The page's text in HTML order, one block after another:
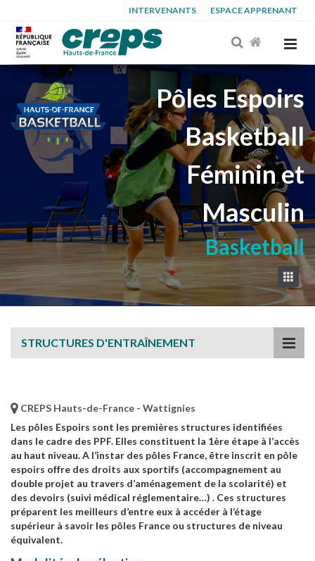
INTERVENANTS ESPACE APPRENANT
Pôles Espoirs
Basketball
Féminin et
Masculin
Basketball
STRUCTURES D'ENTRAÎNEMENT
CREPS Hauts-de-France - Wattignies
Les pôles Espoirs sont les premières structures identifiées
dans le cadre des PPF. Elles constituent la 1ère étape à l’accès
au haut niveau. A l’instar des pôles France, être inscrit en pôle
espoirs offre des droits aux sportifs (accompagnement au
double projet au travers d’aménagement de la scolarité) et
des devoirs (suivi médical réglementaire…) . Ces structures
préparent les meilleurs d’entre eux à accéder à l’étage
supérieur à savoir les pôles France ou structures de niveau
équivalent.